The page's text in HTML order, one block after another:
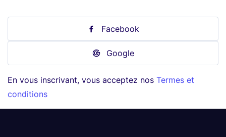
Facebook
Google
En vous inscrivant, vous acceptez nos Termes et
conditions